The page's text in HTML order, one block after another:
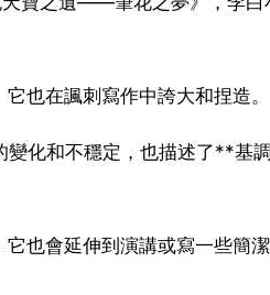
也在諷刺寫作中誇大和捏造。
化和不穩定，也描述了**基
也會延伸到演講或寫一些簡